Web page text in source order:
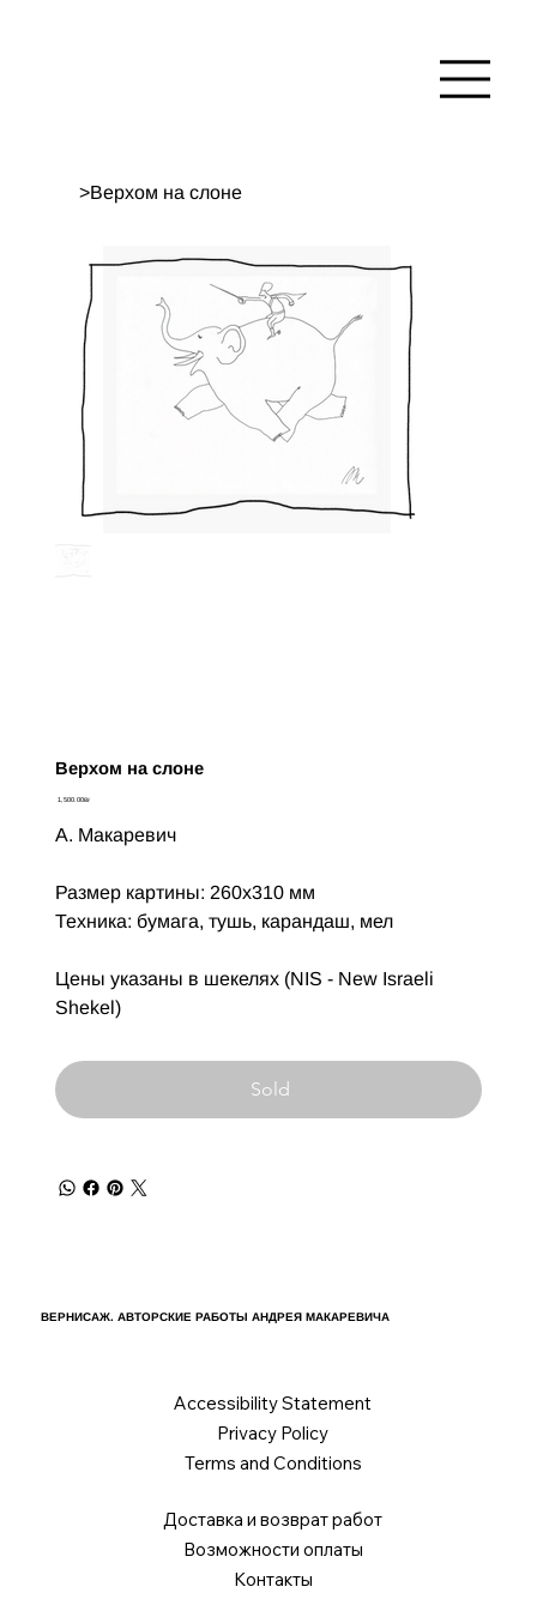
>Верхом на слоне
Верхом на слоне
Цена‏1,500.00 ‏₪
А. Макаревич
Размер картины: 260х310 мм
Техника: бумага, тушь, карандаш, мел
Цены указаны в шекелях (NIS - New Israeli
Shekel)
Sold
ВЕРНИСАЖ. АВТОРСКИЕ РАБОТЫ АНДРЕЯ МАКАРЕВИЧА
Accessibility Statement
Privacy Policy
Terms and Conditions
Доставка и возврат работ
Возможности оплаты
Контакты